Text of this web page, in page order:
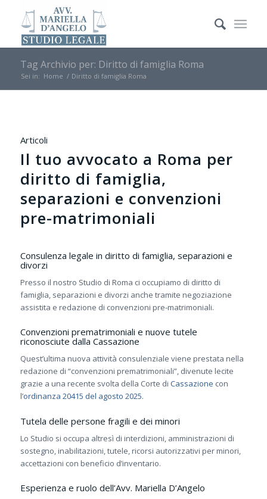
Tag Archivio per: Diritto di famiglia Roma
Sei in: Home / Diritto di famiglia Roma
Articoli
Il tuo avvocato a Roma per
diritto di famiglia,
separazioni e convenzioni
pre-matrimoniali
Consulenza legale in diritto di famiglia, separazioni e
divorzi
Presso il nostro Studio di Roma ci occupiamo di diritto di
famiglia, separazioni e divorzi anche tramite negoziazione
assistita e redazione di convenzioni pre-matrimoniali.
Convenzioni prematrimoniali e nuove tutele
riconosciute dalla Cassazione
Quest’ultima nuova attività consulenziale viene prestata nella
redazione di “convenzioni prematrimoniali”, divenute lecite
grazie a una recente svolta della Corte di Cassazione con
l’ordinanza 20415 del agosto 2025.
Tutela delle persone fragili e dei minori
Lo Studio si occupa altresì di interdizioni, amministrazioni di
sostegno, inabilitazioni, tutele, ricorsi autorizzativi per minori,
accettazioni con beneficio d’inventario.
Esperienza e ruolo dell’Avv. Mariella D’Angelo